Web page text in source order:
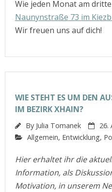
Wie jeden Monat am
Naunynstraße 73 im
Wir freuen uns auf dich!
WIE STEHT ES UM DEN
IM BEZIRK XHAIN?
By Julia Tomanek
26.
Allgemein, Entwicklung,
Hier erhaltet ihr die
Information, als
Motivation, in unserem